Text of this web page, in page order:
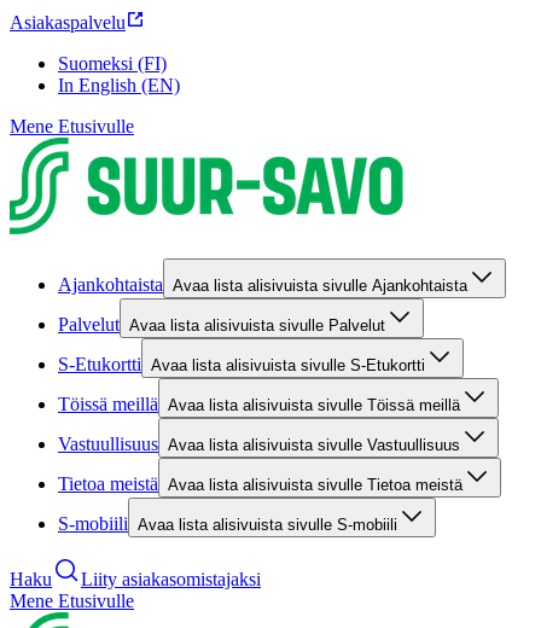
Asiakaspalvelu
Suomeksi (FI)
In English (EN)
Mene Etusivulle
Ajankohtaista Avaa lista alisivuista sivulle Ajankohtaista
Palvelut Avaa lista alisivuista sivulle Palvelut
S-Etukortti Avaa lista alisivuista sivulle S-Etukortti
Töissä meillä Avaa lista alisivuista sivulle Töissä meillä
Vastuullisuus Avaa lista alisivuista sivulle Vastuullisuus
Tietoa meistä Avaa lista alisivuista sivulle Tietoa meistä
S-mobiili Avaa lista alisivuista sivulle S-mobiili
Haku
Liity asiakasomistajaksi
Mene Etusivulle